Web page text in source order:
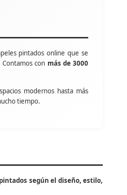
pintados online que se
con más de 3000
modernos hasta más
tiempo.
según el diseño, estilo,